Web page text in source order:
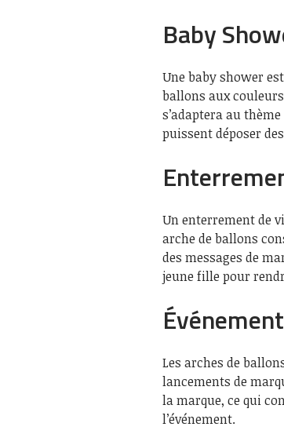
Baby
Une baby shower
ballons aux
s’adaptera au
puissent déposer
Un enterrement de
arche de ballons
des messages de
jeune fille pour
Les arches de
lancements de
la marque, ce qui
l’événement.